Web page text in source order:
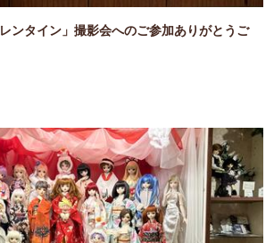
ンタイン」撮影会へのご参加ありがとうご